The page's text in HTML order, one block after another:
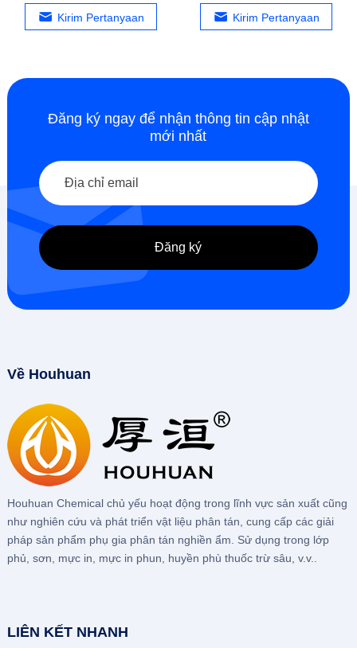
Kirim Pertanyaan Kirim Pertanyaan
Đăng ký ngay để nhận thông tin cập nhật
mới nhất
Về Houhuan
Houhuan Chemical chủ yếu hoạt động trong lĩnh vực sản xuất cũng
như nghiên cứu và phát triển vật liệu phân tán, cung cấp các giải
pháp sản phẩm phụ gia phân tán nghiền ẩm. Sử dụng trong lớp
phủ, sơn, mực in, mực in phun, huyền phù thuốc trừ sâu, v.v..
LIÊN KẾT NHANH